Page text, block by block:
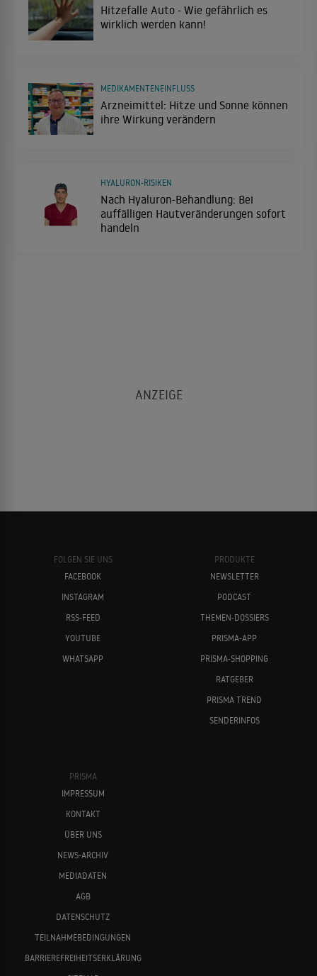
Hitzefalle Auto - Wie gefährlich es
wirklich werden kann!
Arzneimittel: Hitze und Sonne können
ihre Wirkung verändern
MEDIKAMENTENEINFLUSS
Nach Hyaluron-Behandlung: Bei
auffälligen Hautveränderungen sofort
handeln
HYALURON-RISIKEN
FOLGEN SIE UNS
FACEBOOK
INSTAGRAM
RSS-FEED
YOUTUBE
WHATSAPP
PRODUKTE
NEWSLETTER
PODCAST
THEMEN-DOSSIERS
PRISMA-APP
PRISMA-SHOPPING
RATGEBER
PRISMA TREND
SENDERINFOS
PRISMA
IMPRESSUM
KONTAKT
ÜBER UNS
NEWS-ARCHIV
MEDIADATEN
AGB
DATENSCHUTZ
TEILNAHMEBEDINGUNGEN
BARRIEREFREIHEITSERKLÄRUNG